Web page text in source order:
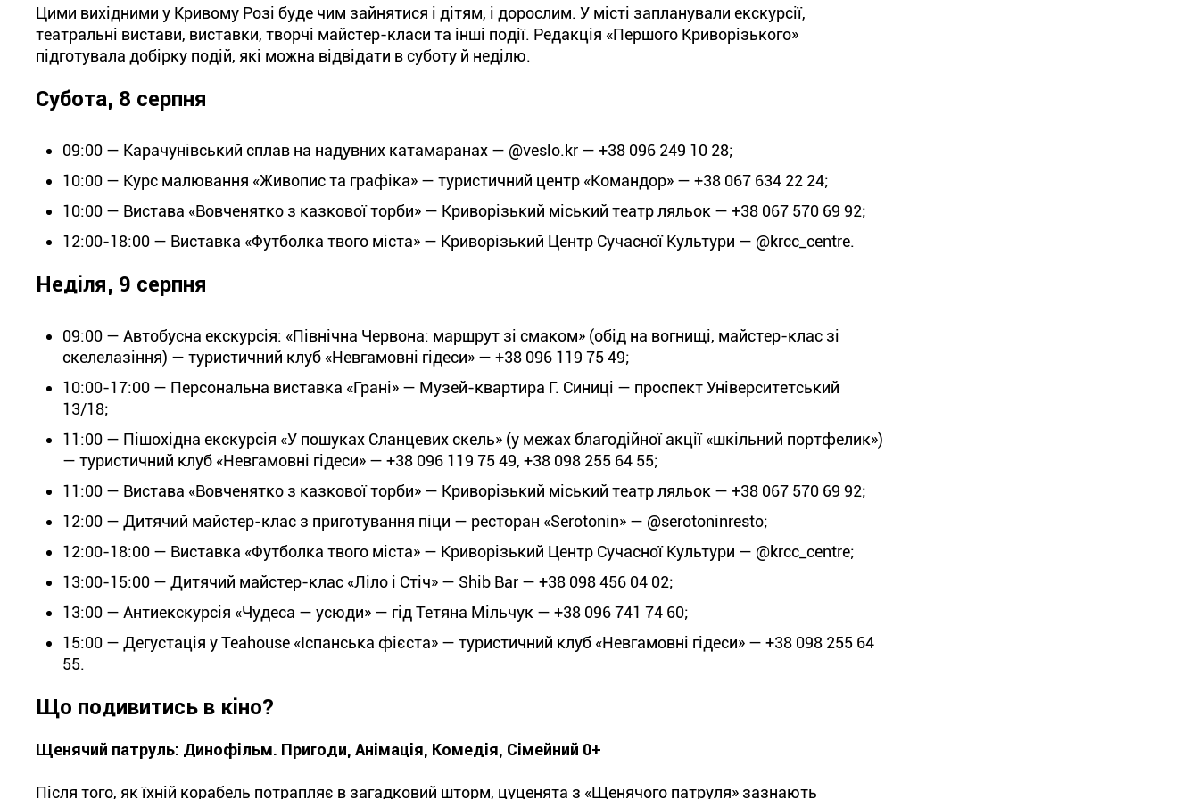
Цими вихідними у Кривому Розі буде чим зайнятися і дітям, і дорослим. У місті запланували екскурсії,
театральні вистави, виставки, творчі майстер-класи та інші події. Редакція «Першого Криворізького»
підготувала добірку подій, які можна відвідати в суботу й неділю.
Субота, 8 серпня
09:00 — Карачунівський сплав на надувних катамаранах — @veslo.kr — +38 096 249 10 28;
10:00 — Курс малювання «Живопис та графіка» — туристичний центр «Командор» — +38 067 634 22 24;
10:00 — Вистава «Вовченятко з казкової торби» — Криворізький міський театр ляльок — +38 067 570 69 92;
12:00-18:00 — Виставка «Футболка твого міста» — Криворізький Центр Сучасної Культури — @krcc_centre.
Неділя, 9 серпня
09:00 — Автобусна екскурсія: «Північна Червона: маршрут зі смаком» (обід на вогнищі, майстер-клас зі
скелелазіння) — туристичний клуб «Невгамовні гідеси» — +38 096 119 75 49;
10:00-17:00 — Персональна виставка «Грані» — Музей-квартира Г. Синиці — проспект Університетський
13/18;
11:00 — Пішохідна екскурсія «У пошуках Сланцевих скель» (у межах благодійної акції «шкільний портфелик»)
— туристичний клуб «Невгамовні гідеси» — +38 096 119 75 49, +38 098 255 64 55;
11:00 — Вистава «Вовченятко з казкової торби» — Криворізький міський театр ляльок — +38 067 570 69 92;
12:00 — Дитячий майстер-клас з приготування піци — ресторан «Serotonin» — @serotoninresto;
12:00-18:00 — Виставка «Футболка твого міста» — Криворізький Центр Сучасної Культури — @krcc_centre;
13:00-15:00 — Дитячий майстер-клас «Ліло і Стіч» — Shib Bar — +38 098 456 04 02;
13:00 — Антиекскурсія «Чудеса — усюди» — гід Тетяна Мільчук — +38 096 741 74 60;
15:00 — Дегустація у Теаhouse «Іспанська фієста» — туристичний клуб «Невгамовні гідеси» — +38 098 255 64
55.
Що подивитись в кіно?
Щенячий патруль: Динофільм. Пригоди, Анімація, Комедія, Сімейний 0+
Після того, як їхній корабель потрапляє в загадковий шторм, цуценята з «Щенячого патруля» зазнають